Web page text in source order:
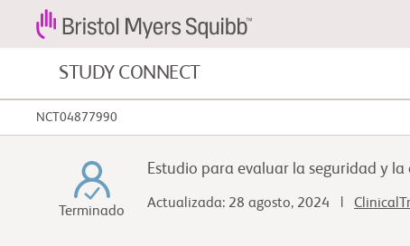
STUDY CONNECT
sanguíneas
Enfermedades cardiovascular
NCT04877990
Terminado
Estudio para evaluar la seguridad y
Actualizada: 28 agosto, 2024 |